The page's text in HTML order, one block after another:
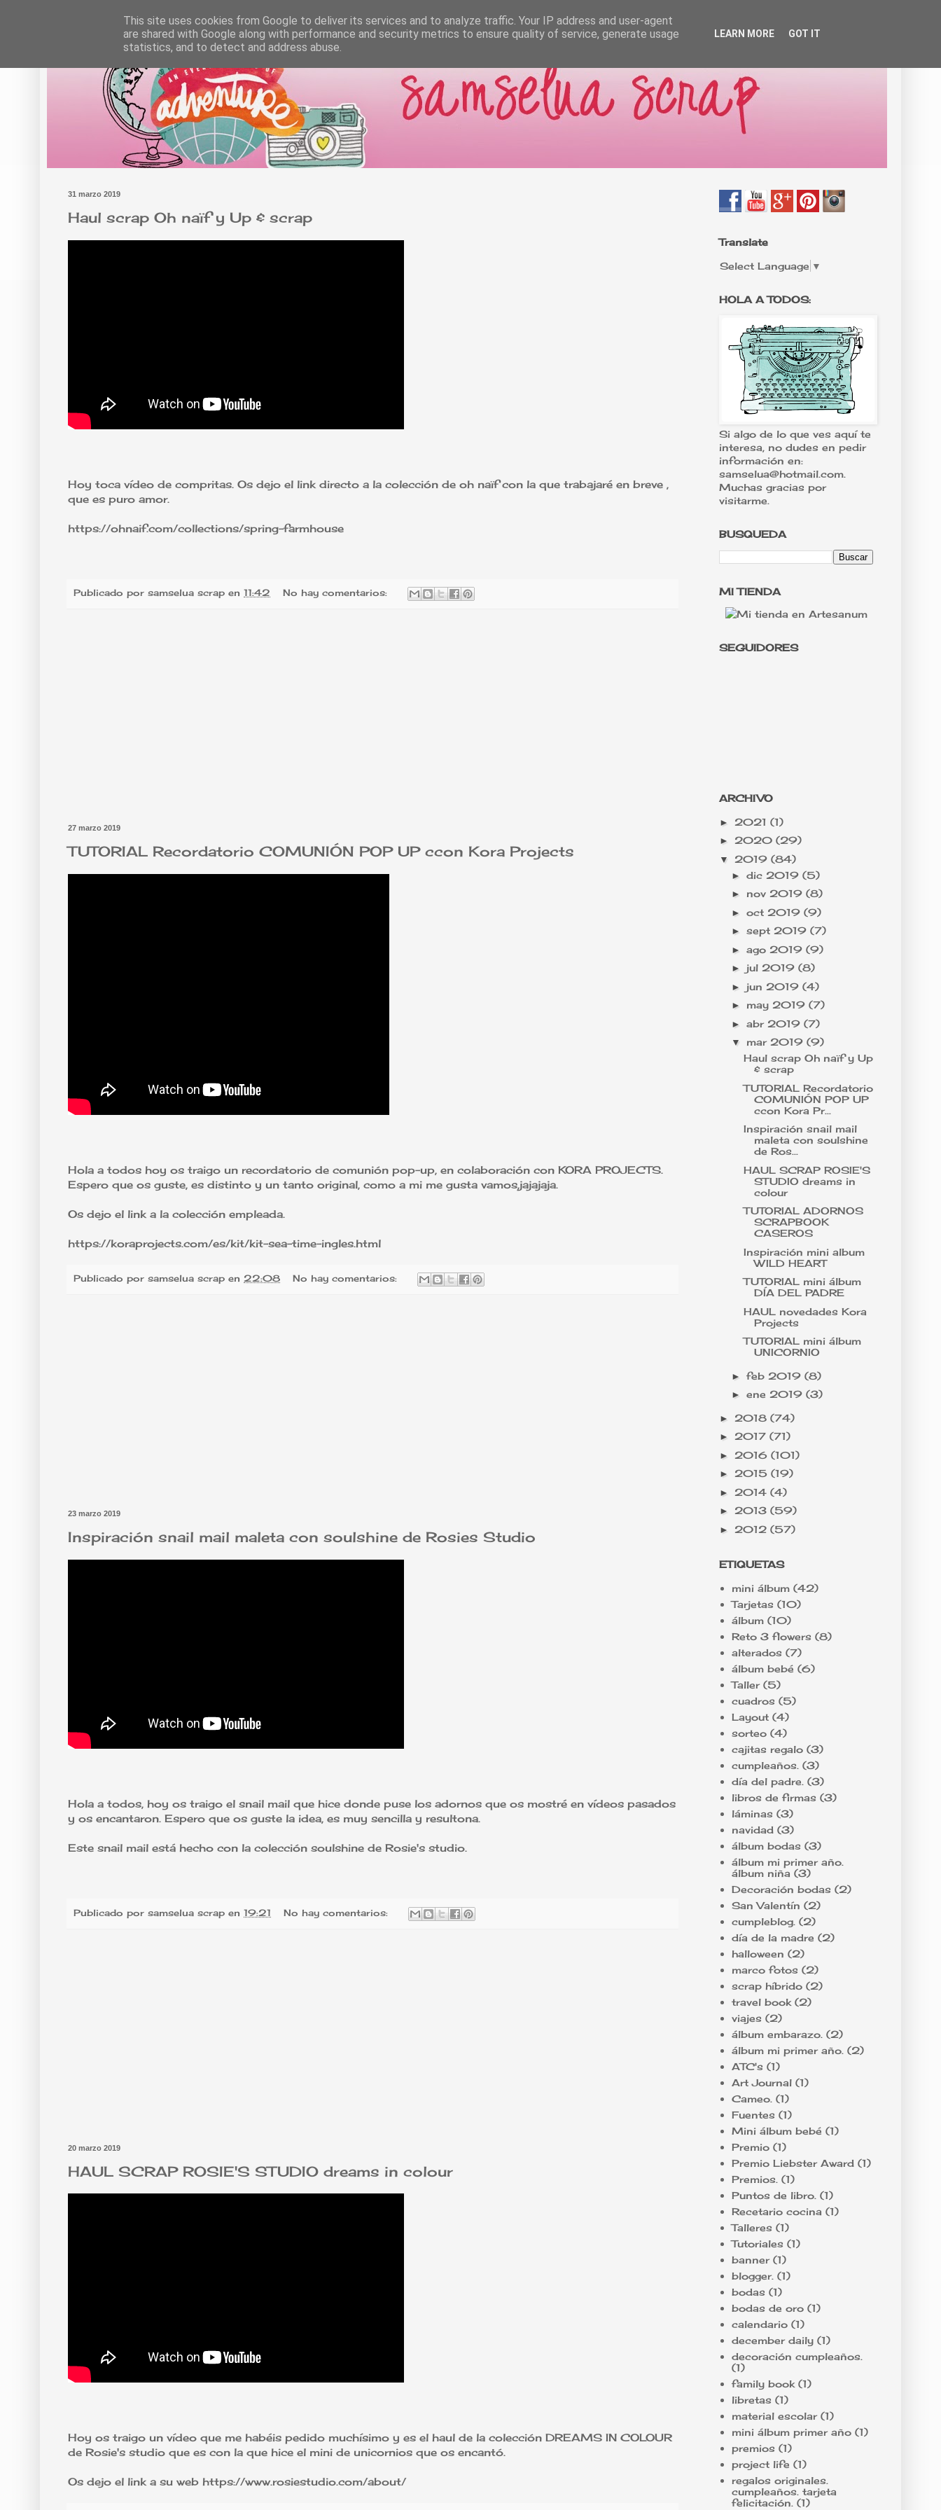
31 marzo 2019
Haul scrap Oh naïf y Up & scrap
Hoy toca vídeo de compritas. Os dejo el link directo a la colección de oh naïf con la que trabajaré en breve ,
que es puro amor.
https://ohnaif.com/collections/spring-farmhouse
Publicado por samselua scrap en 11:42 No hay comentarios:
27 marzo 2019
TUTORIAL Recordatorio COMUNIÓN POP UP ccon Kora Projects
Hola a todos hoy os traigo un recordatorio de comunión pop-up, en colaboración con KORA PROJECTS.
Espero que os guste, es distinto y un tanto original, como a mi me gusta vamos,jajajaja.
Os dejo el link a la colección empleada.
https://koraprojects.com/es/kit/kit-sea-time-ingles.html
Publicado por samselua scrap en 22:08 No hay comentarios:
23 marzo 2019
Inspiración snail mail maleta con soulshine de Rosies Studio
Hola a todos, hoy os traigo el snail mail que hice donde puse los adornos que os mostré en vídeos pasados
y os encantaron. Espero que os guste la idea, es muy sencilla y resultona.
Este snail mail está hecho con la colección soulshine de Rosie's studio.
Publicado por samselua scrap en 19:21 No hay comentarios:
20 marzo 2019
HAUL SCRAP ROSIE'S STUDIO dreams in colour
Hoy os traigo un vídeo que me habéis pedido muchísimo y es el haul de la colección DREAMS IN COLOUR
de Rosie's studio que es con la que hice el mini de unicornios que os encantó.
Os dejo el link a su web https://www.rosiestudio.com/about/
Translate
Select Language ▼
HOLA A TODOS:
Si algo de lo que ves aquí te
interesa, no dudes en pedir
información en:
samselua@hotmail.com.
Muchas gracias por
visitarme.
BUSQUEDA
MI TIENDA
SEGUIDORES
ARCHIVO
► 2021 (1)
► 2020 (29)
▼ 2019 (84)
► dic 2019 (5)
► nov 2019 (8)
► oct 2019 (9)
► sept 2019 (7)
► ago 2019 (9)
► jul 2019 (8)
► jun 2019 (4)
► may 2019 (7)
► abr 2019 (7)
▼ mar 2019 (9)
Haul scrap Oh naïf y Up
& scrap
TUTORIAL Recordatorio
COMUNIÓN POP UP
ccon Kora Pr...
Inspiración snail mail
maleta con soulshine
de Ros...
HAUL SCRAP ROSIE'S
STUDIO dreams in
colour
TUTORIAL ADORNOS
SCRAPBOOK
CASEROS
Inspiración mini album
WILD HEART
TUTORIAL mini álbum
DÍA DEL PADRE
HAUL novedades Kora
Projects
TUTORIAL mini álbum
UNICORNIO
► feb 2019 (8)
► ene 2019 (3)
► 2018 (74)
► 2017 (71)
► 2016 (101)
► 2015 (19)
► 2014 (4)
► 2013 (59)
► 2012 (57)
ETIQUETAS
mini álbum (42)
Tarjetas (10)
álbum (10)
Reto 3 flowers (8)
alterados (7)
álbum bebé (6)
Taller (5)
cuadros (5)
Layout (4)
sorteo (4)
cajitas regalo (3)
cumpleaños. (3)
día del padre. (3)
libros de firmas (3)
láminas (3)
navidad (3)
álbum bodas (3)
álbum mi primer año.
álbum niña (3)
Decoración bodas (2)
San Valentín (2)
cumpleblog. (2)
día de la madre (2)
halloween (2)
marco fotos (2)
scrap híbrido (2)
travel book (2)
viajes (2)
álbum embarazo. (2)
álbum mi primer año. (2)
ATC's (1)
Art Journal (1)
Cameo. (1)
Fuentes (1)
Mini álbum bebé (1)
Premio (1)
Premio Liebster Award (1)
Premios. (1)
Puntos de libro. (1)
Recetario cocina (1)
Talleres (1)
Tutoriales (1)
banner (1)
blogger. (1)
bodas (1)
bodas de oro (1)
calendario (1)
december daily (1)
decoración cumpleaños.
(1)
family book (1)
libretas (1)
material escolar (1)
mini álbum primer año (1)
premios (1)
project life (1)
regalos originales.
cumpleaños. tarjeta
felicitación. (1)
This site uses cookies from Google to deliver its services and to analyze traffic. Your IP address and user-agent
are shared with Google along with performance and security metrics to ensure quality of service, generate usage
statistics, and to detect and address abuse.
LEARN MORE GOT IT